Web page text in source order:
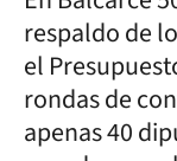
respaldo de
el
rondas de
apenas 40